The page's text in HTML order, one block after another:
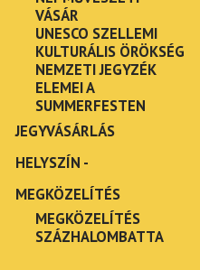
VÁSÁR
UNESCO SZELLEMI
KULTURÁLIS ÖRÖKSÉG
NEMZETI JEGYZÉK
ELEMEI A
SUMMERFESTEN
JEGYVÁSÁRLÁS
HELYSZÍN -
MEGKÖZELÍTÉS
MEGKÖZELÍTÉS
SZÁZHALOMBATTA